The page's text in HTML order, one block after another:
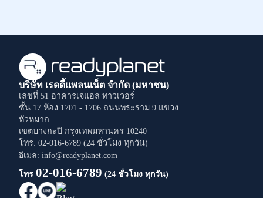
บริษัท เรดดี้แพลนเน็ต จำกัด (มหาชน)
เลขที่ 51 อาคารเจแอล ทาวเวอร์
ชั้น 17 ห้อง 1701 - 1706 ถนนพระราม 9 แขวง
หัวหมาก
เขตบางกะปิ กรุงเทพมหานคร 10240
โทร: 02-016-6789 (24 ชั่วโมง ทุกวัน)
อีเมล: info@readyplanet.com
โทร 02-016-6789 (24 ชั่วโมง ทุกวัน)